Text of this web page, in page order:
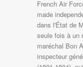
French Air
made
dans l'État de
seule fois à un
maréchal Bon
inspecteur